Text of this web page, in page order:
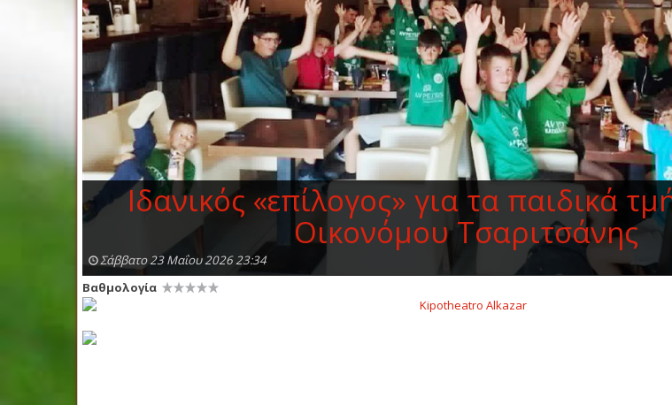
Ιδανικός «επίλογος» για τα παιδικά
Οικονόμου Τσαριτσάνης
Σάββατο 23 Μαΐου 2026 23:34
Βαθμολογία